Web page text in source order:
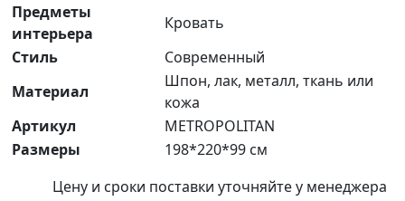
Предметы
интерьера
Кровать
Стиль
Современный
Материал
Шпон, лак, металл, ткань или
кожа
Артикул
METROPOLITAN
Размеры
198*220*99 см
Цену и сроки поставки уточняйте у менеджера